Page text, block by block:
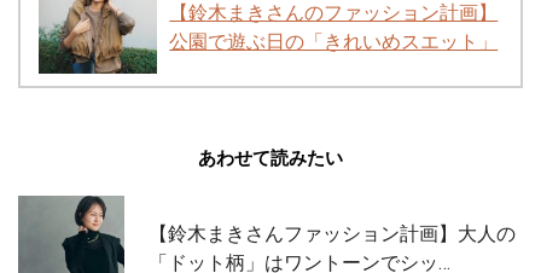
【鈴木まきさんのファッション計画】
公園で遊ぶ日の「きれいめスエット」
あわせて読みたい
【鈴木まきさんファッション計画】大人の
「ドット柄」はワントーンでシッ…